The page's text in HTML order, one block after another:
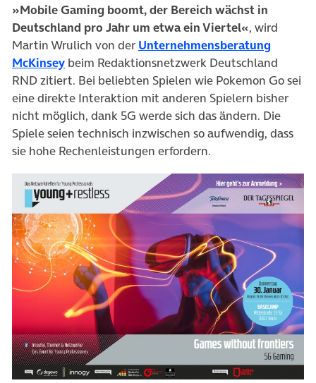
»Mobile Gaming boomt, der Bereich wächst in
Deutschland pro Jahr um etwa ein Viertel«, wird
Martin Wrulich von der Unternehmensberatung
McKinsey beim Redaktionsnetzwerk Deutschland
RND zitiert. Bei beliebten Spielen wie Pokemon Go sei
eine direkte Interaktion mit anderen Spielern bisher
nicht möglich, dank 5G werde sich das ändern. Die
Spiele seien technisch inzwischen so aufwendig, dass
sie hohe Rechenleistungen erfordern.